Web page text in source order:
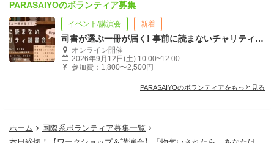
PARASAIYOのボランティア募集
イベント/講演会 新着
司書が選ぶ一冊が届く! 事前に読まないチャリティ読書会 第2弾
オンライン開催
2026年9月12日(土) 10:00~12:00
参加費：1,800〜2,500円
PARASAIYOのボランティアをもっと見る
ホーム
国際系ボランティア募集一覧